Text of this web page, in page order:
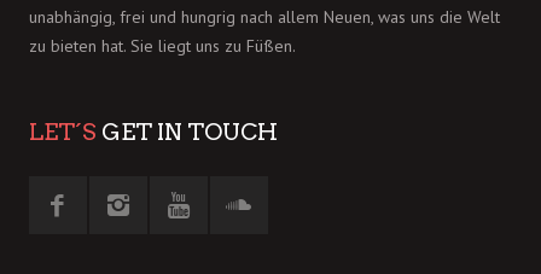
unabhängig, frei und hungrig nach allem Neuen, was uns die Welt
zu bieten hat. Sie liegt uns zu Füßen.
LET´S GET IN TOUCH